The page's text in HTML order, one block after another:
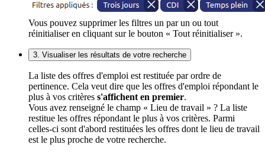
Vous pouvez supprimer les filtres un par un ou tout
réinitialiser en cliquant sur le bouton « Tout réinitialiser ».
3. Visualiser les résultats de votre recherche
La liste des offres d'emploi est restituée par ordre de
pertinence. Cela veut dire que les offres d'emploi répondant le
plus à vos critères s'affichent en premier.
Vous avez renseigné le champ « Lieu de travail » ? La liste
restitue les offres répondant le plus à vos critères. Parmi
celles-ci sont d'abord restituées les offres dont le lieu de travail
est le plus proche de votre recherche.